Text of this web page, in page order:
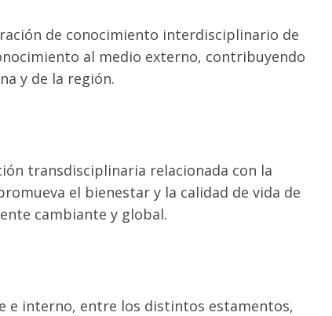
de conocimiento interdisciplinario de
al medio externo, contribuyendo
y de la región.
transdisciplinaria relacionada con la
el bienestar y la calidad de vida de
cambiante y global.
e interno, entre los distintos estamentos,